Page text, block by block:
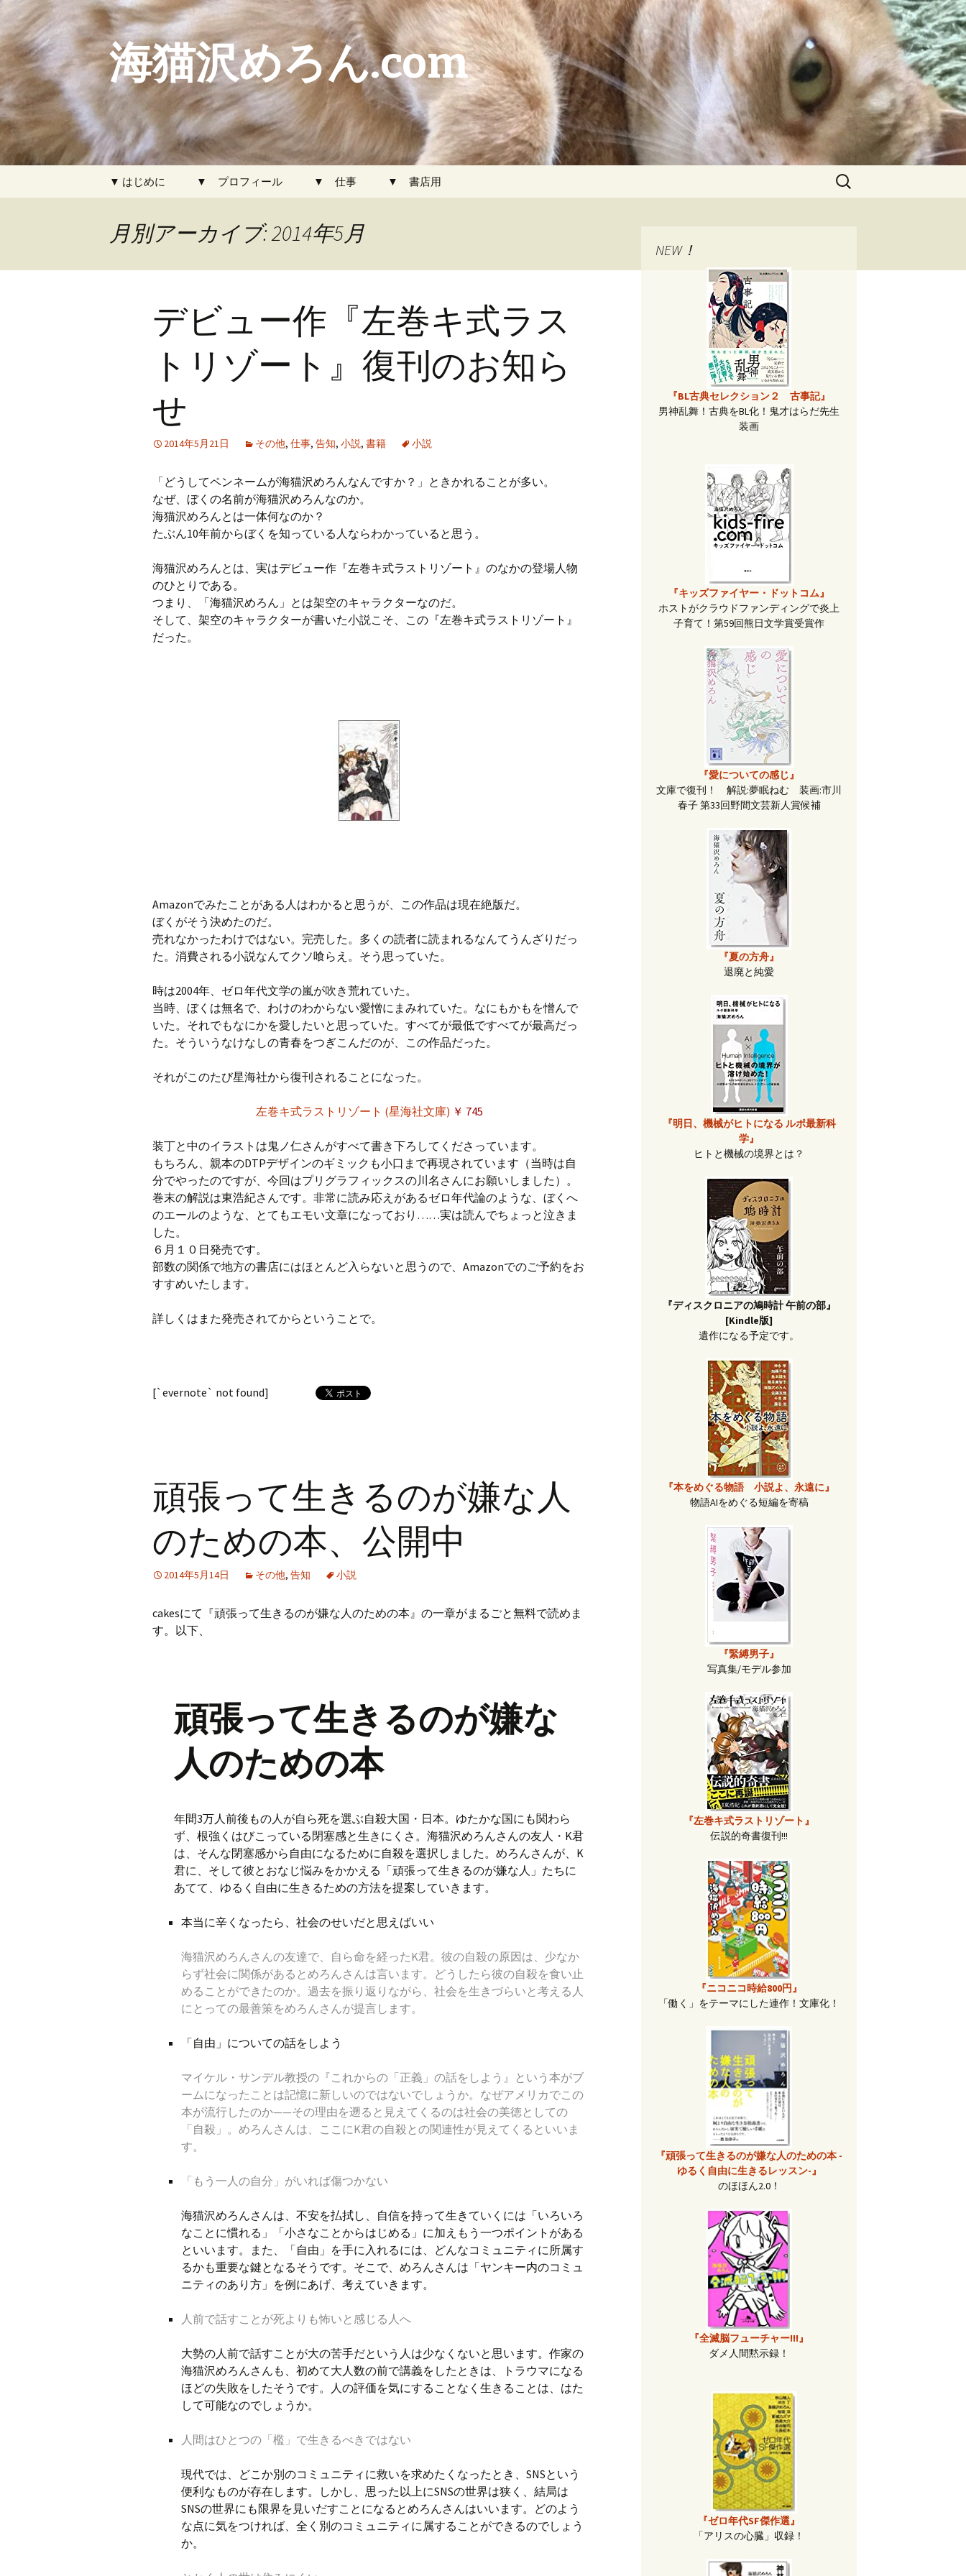
海猫沢めろん.com
▼ はじめに ▼ プロフィール ▼ 仕事 ▼ 書店用
検
月別アーカイブ: 2014年5月
デビュー作『左巻キ式ラス
トリゾート』復刊のお知ら
せ
2014年5月21日 その他, 仕事, 告知, 小説, 書籍 小説
「どうしてペンネームが海猫沢めろんなんですか？」ときかれることが多い。
なぜ、ぼくの名前が海猫沢めろんなのか。
海猫沢めろんとは一体何なのか？
たぶん10年前からぼくを知っている人ならわかっていると思う。
海猫沢めろんとは、実はデビュー作『左巻キ式ラストリゾート』のなかの登場人物
のひとりである。
つまり、「海猫沢めろん」とは架空のキャラクターなのだ。
そして、架空のキャラクターが書いた小説こそ、この『左巻キ式ラストリゾート』
だった。
Amazonでみたことがある人はわかると思うが、この作品は現在絶版だ。
ぼくがそう決めたのだ。
売れなかったわけではない。完売した。多くの読者に読まれるなんてうんざりだっ
た。消費される小説なんてクソ喰らえ。そう思っていた。
時は2004年、ゼロ年代文学の嵐が吹き荒れていた。
当時、ぼくは無名で、わけのわからない愛憎にまみれていた。なにもかもを憎んで
いた。それでもなにかを愛したいと思っていた。すべてが最低ですべてが最高だっ
た。そういうなけなしの青春をつぎこんだのが、この作品だった。
それがこのたび星海社から復刊されることになった。
左巻キ式ラストリゾート (星海社文庫) ￥ 745
装丁と中のイラストは鬼ノ仁さんがすべて書き下ろしてくださっています。
もちろん、親本のDTPデザインのギミックも小口まで再現されています（当時は自
分でやったのですが、今回はプリグラフィックスの川名さんにお願いしました）。
巻末の解説は東浩紀さんです。非常に読み応えがあるゼロ年代論のような、ぼくへ
のエールのような、とてもエモい文章になっており……実は読んでちょっと泣きま
した。
６月１０日発売です。
部数の関係で地方の書店にはほとんど入らないと思うので、Amazonでのご予約をお
すすめいたします。
詳しくはまた発売されてからということで。
[`evernote` not found]
頑張って生きるのが嫌な人
のための本、公開中
2014年5月14日 その他, 告知 小説
cakesにて『頑張って生きるのが嫌な人のための本』の一章がまるごと無料で読めま
す。以下、
頑張って生きるのが嫌な
人のための本
年間3万人前後もの人が自ら死を選ぶ自殺大国・日本。ゆたかな国にも関わら
ず、根強くはびこっている閉塞感と生きにくさ。海猫沢めろんさんの友人・K君
は、そんな閉塞感から自由になるために自殺を選択しました。めろんさんが、K
君に、そして彼とおなじ悩みをかかえる「頑張って生きるのが嫌な人」たちに
あてて、ゆるく自由に生きるための方法を提案していきます。
本当に辛くなったら、社会のせいだと思えばいい
海猫沢めろんさんの友達で、自ら命を経ったK君。彼の自殺の原因は、少なか
らず社会に関係があるとめろんさんは言います。どうしたら彼の自殺を食い止
めることができたのか。過去を振り返りながら、社会を生きづらいと考える人
にとっての最善策をめろんさんが提言します。
「自由」についての話をしよう
マイケル・サンデル教授の『これからの「正義」の話をしよう』という本がブ
ームになったことは記憶に新しいのではないでしょうか。なぜアメリカでこの
本が流行したのか——その理由を遡ると見えてくるのは社会の美徳としての
「自殺」。めろんさんは、ここにK君の自殺との関連性が見えてくるといいま
す。
「 もう一人の自分」がいれば傷つかない
海猫沢めろんさんは、不安を払拭し、自信を持って生きていくには「いろいろ
なことに慣れる」「小さなことからはじめる」に加えもう一つポイントがある
といいます。また、「自由」を手に入れるには、どんなコミュニティに所属す
るかも重要な鍵となるそうです。そこで、めろんさんは「ヤンキー内のコミュ
ニティのあり方」を例にあげ、考えていきます。
人前で話すことが死よりも怖いと感じる人へ
大勢の人前で話すことが大の苦手だという人は少なくないと思います。作家の
海猫沢めろんさんも、初めて大人数の前で講義をしたときは、トラウマになる
ほどの失敗をしたそうです。人の評価を気にすることなく生きることは、はた
して可能なのでしょうか。
人間はひとつの「檻」で生きるべきではない
現代では、どこか別のコミュニティに救いを求めたくなったとき、SNSという
便利なものが存在します。しかし、思った以上にSNSの世界は狭く、結局は
SNSの世界にも限界を見いだすことになるとめろんさんはいいます。どのよう
な点に気をつければ、全く別のコミュニティに属することができるのでしょう
か。
NEW！
『BL古典セレクション２ 古事記』
男神乱舞！古典をBL化！鬼才はらだ先生
装画
『キッズファイヤー・ドットコム』
ホストがクラウドファンディングで炎上
子育て！第59回熊日文学賞受賞作
『愛についての感じ』
文庫で復刊！ 解説:夢眠ねむ 装画:市川
春子 第33回野間文芸新人賞候補
『夏の方舟』
退廃と純愛
『明日、機械がヒトになる ルポ最新科
学』
ヒトと機械の境界とは？
『ディスクロニアの鳩時計 午前の部』
[Kindle版]
遺作になる予定です。
『本をめぐる物語 小説よ、永遠に』
物語AIをめぐる短編を寄稿
『緊縛男子』
写真集/モデル参加
『左巻キ式ラストリゾート』
伝説的奇書復刊!!!
『ニコニコ時給800円』
「働く」をテーマにした連作！文庫化！
『頑張って生きるのが嫌な人のための本 -
ゆるく自由に生きるレッスン-』
のほほん2.0！
『全滅脳フューチャー!!!』
ダメ人間黙示録！
『ゼロ年代SF傑作選』
「アリスの心臓」収録！